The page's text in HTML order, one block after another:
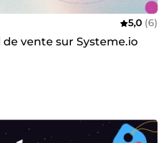
5,0 (6)
vente sur Systeme.io